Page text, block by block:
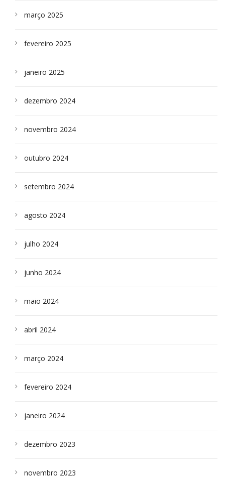
março 2025
fevereiro 2025
janeiro 2025
dezembro 2024
novembro 2024
outubro 2024
setembro 2024
agosto 2024
julho 2024
junho 2024
maio 2024
abril 2024
março 2024
fevereiro 2024
janeiro 2024
dezembro 2023
novembro 2023